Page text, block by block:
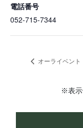
電話番号
052-715-7344
オーライベント
※表示